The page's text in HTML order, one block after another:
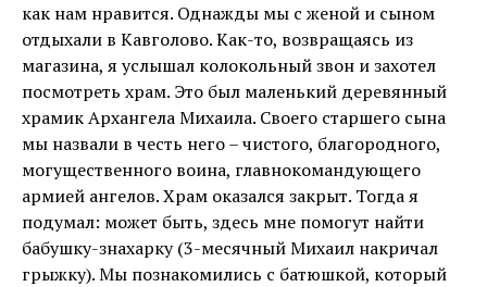
как нам нравится. Однажды мы с женой и сыном
отдыхали в Кавголово. Как-то, возвращаясь из
магазина, я услышал колокольный звон и захотел
посмотреть храм. Это был маленький деревянный
храмик Архангела Михаила. Своего старшего сына
мы назвали в честь него – чистого, благородного,
могущественного воина, главнокомандующего
армией ангелов. Храм оказался закрыт. Тогда я
подумал: может быть, здесь мне помогут найти
бабушку-знахарку (3-месячный Михаил накричал
грыжку). Мы познакомились с батюшкой, который